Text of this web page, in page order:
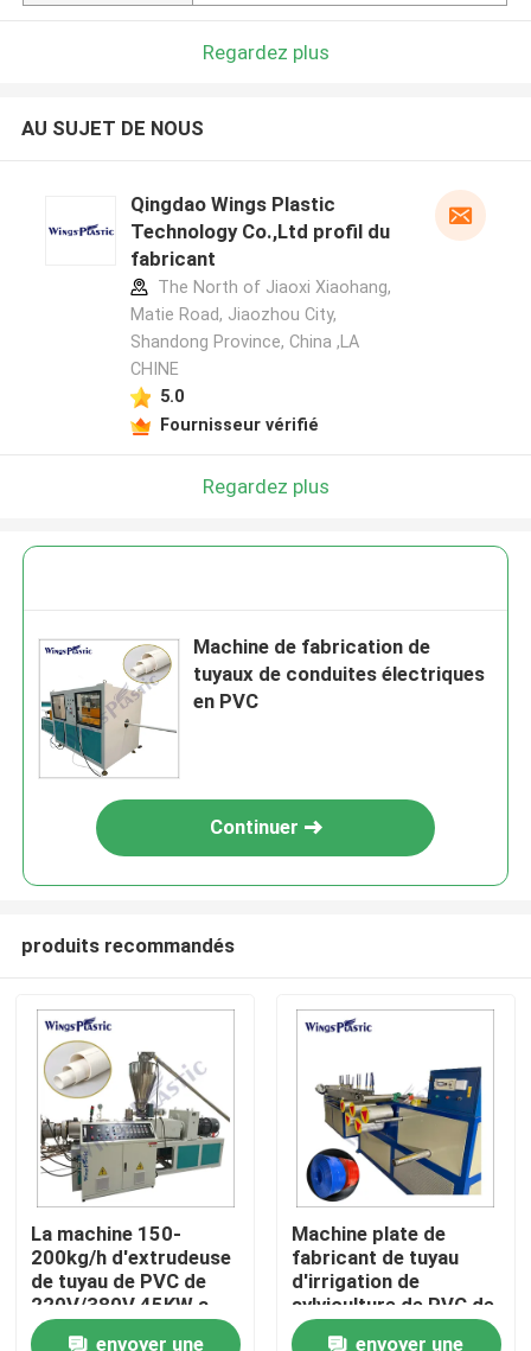
Maison
Produits
Au sujet de nous
Regardez plus
AU SUJET DE NOUS
Qingdao Wings Plastic
Technology Co.,Ltd profil du
fabricant
The North of Jiaoxi Xiaohang,
Matie Road, Jiaozhou City,
Shandong Province, China ,LA
CHINE
5.0
Fournisseur vérifié
Regardez plus
Machine de fabrication de
tuyaux de conduites électriques
en PVC
Continuer
produits recommandés
La machine 150-
200kg/h d'extrudeuse
de tuyau de PVC de
220V/380V 45KW a
produit
envoyer une
Machine plate de
fabricant de tuyau
d'irrigation de
sylviculture de PVC de
configuration de
envoyer une